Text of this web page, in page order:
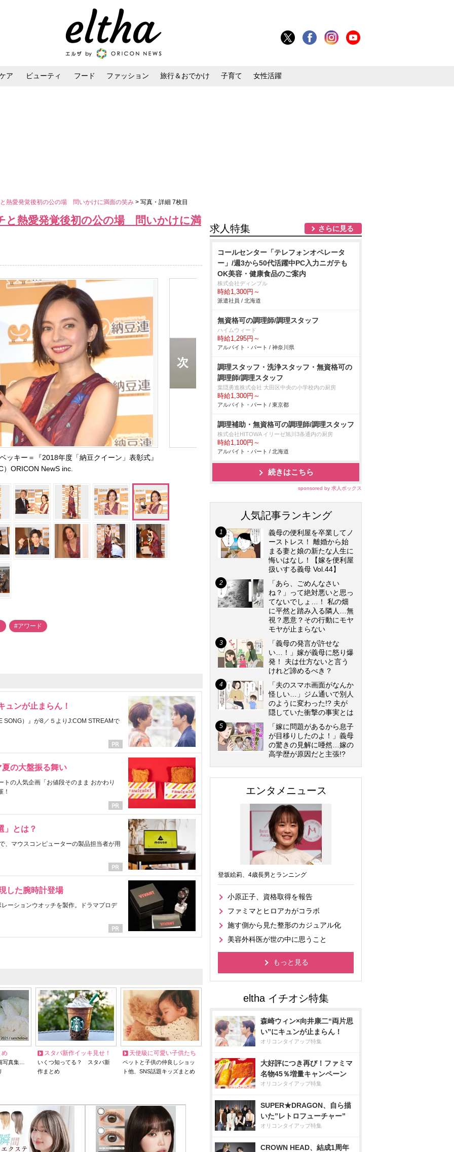
ア ビューティ フード ファッション 旅行＆おでかけ 子育て 女性活躍
熱愛発覚後初の公の場 問いかけに満面の笑み > 写真・詳細 7枚目
と熱愛発覚後初の公の場 問いかけに満
ッキー＝『2018年度「納豆クイーン」表彰式』
）ORICON NewS inc.
#アワード
ュンが止まらん！
SONG）』が8／５よりJ:COM STREAMで
の大盤振る舞い
の人気企画「お値段そのまま おかわり
！
」とは？
、マウスコンピューターの製品担当者が用
した腕時計登場
ーションウオッチを製作。ドラマプロデ
め
写真集…
スタバ新作イッキ見せ！
いくつ知ってる？ スタバ新
作まとめ
天使級に可愛い子供たち
ペットと子供の仲良しショッ
ト他、SNS話題キッズまとめ
求人特集 さらに見る
コールセンター「テレフォンオペレータ
ー」/週3から50代活躍中PC入力ニガテも
OK美容・健康食品のご案内
株式会社ディンプル
時給1,300円～
派遣社員 / 北海道
無資格可の調理師/調理スタッフ
ハイムウィード
時給1,295円～
アルバイト・パート / 神奈川県
調理スタッフ・洗浄スタッフ・無資格可の
調理師/調理スタッフ
葉隠勇進株式会社 大田区中央の小学校内の厨房
時給1,300円～
アルバイト・パート / 東京都
調理補助・無資格可の調理師/調理スタッフ
株式会社HITOWA イリーゼ旭川3条通内の厨房
時給1,100円～
アルバイト・パート / 北海道
続きはこちら
sponsored by 求人ボックス
人気記事ランキング
義母の便利屋を卒業してノ
ーストレス！ 離婚から始
まる妻と娘の新たな人生に
悔いはなし！【嫁を便利屋
扱いする義母 Vol.44】
「あら、ごめんなさい
ね？」って絶対悪いと思っ
てないでしょ…！ 私の畑
に平然と踏み入る隣人…無
視？悪意？その行動にモヤ
モヤが止まらない
「義母の発言が許せな
い…！」嫁が義母に怒り爆
発！ 夫は仕方ないと言う
けれど諦めるべき？
「夫のスマホ画面がなんか
怪しい…」ジム通いで別人
のように変わった!? 夫が
隠していた衝撃の事実とは
「嫁に問題があるから息子
が目移りしたのよ！」義母
の驚きの見解に唖然…嫁の
高学歴が原因だと主張!?
エンタメニュース
登坂絵莉、4歳長男とランニング
小原正子、資格取得を報告
ファミマとヒロアカがコラボ
施す側から見た整形のカジュアル化
美容外科医が世の中に思うこと
もっと見る
森崎ウィン×向井康二“両片思
い”にキュンが止まらん！
オリコンタイアップ特集
大好評につき再び！ファミマ
名物45％増量キャンペーン
オリコンタイアップ特集
SUPER★DRAGON、自ら描
いた”レトロフューチャー”
オリコンタイアップ特集
CROWN HEAD、結成1周年